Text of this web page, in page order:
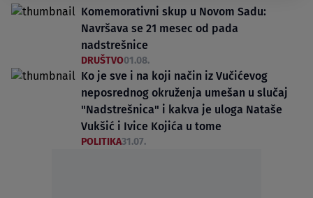
Komemorativni skup u Novom Sadu:
Navršava se 21 mesec od pada
nadstrešnice
DRUŠTVO01.08.
Ko je sve i na koji način iz Vučićevog
neposrednog okruženja umešan u slučaj
"Nadstrešnica" i kakva je uloga Nataše
Vukšić i Ivice Kojića u tome
POLITIKA31.07.